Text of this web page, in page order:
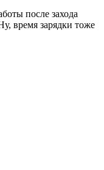
после захода
время зарядки тоже